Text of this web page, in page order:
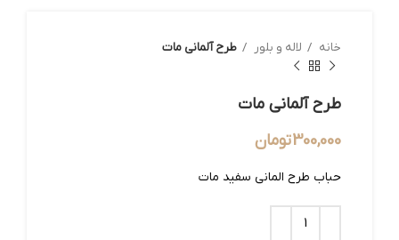
خانه لاله و بلور طرح آلمانی مات
طرح آلمانی مات
300,000تومان
حباب طرح المانی سفید مات